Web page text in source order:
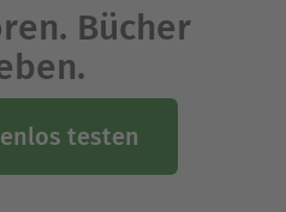
und
den Universitäten von
Bücher
testen